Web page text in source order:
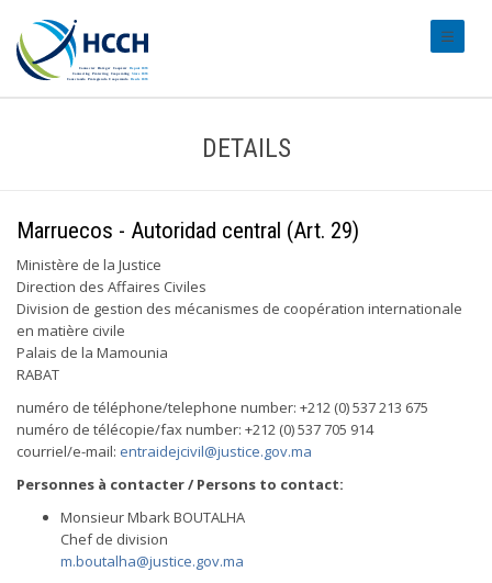
DETAILS
Marruecos - Autoridad central (Art. 29)
Ministère de la Justice
Direction des Affaires Civiles
Division de gestion des mécanismes de coopération internationale
en matière civile
Palais de la Mamounia
RABAT
numéro de téléphone/telephone number: +212 (0) 537 213 675
numéro de télécopie/fax number: +212 (0) 537 705 914
courriel/e-mail: entraidejcivil@justice.gov.ma
Personnes à contacter / Persons to contact:
Monsieur Mbark BOUTALHA
Chef de division
m.boutalha@justice.gov.ma